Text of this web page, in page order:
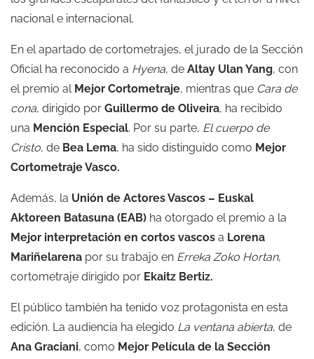
nacional e internacional.
En el apartado de cortometrajes, el jurado de la Sección
Oficial ha reconocido a Hyena, de Altay Ulan Yang, con
el premio al Mejor Cortometraje, mientras que Cara de
cona, dirigido por Guillermo de Oliveira, ha recibido
una Mención Especial. Por su parte, El cuerpo de
Cristo, de Bea Lema, ha sido distinguido como Mejor
Cortometraje Vasco.
Además, la Unión de Actores Vascos – Euskal
Aktoreen Batasuna (EAB) ha otorgado el premio a la
Mejor interpretación en cortos vascos a Lorena
Mariñelarena por su trabajo en Erreka Zoko Hortan,
cortometraje dirigido por Ekaitz Bertiz.
El público también ha tenido voz protagonista en esta
edición. La audiencia ha elegido La ventana abierta, de
Ana Graciani, como Mejor Película de la Sección